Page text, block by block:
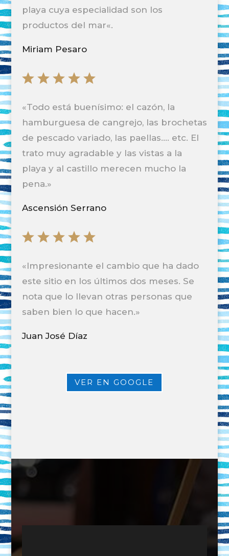
playa cuya especialidad son los
productos del mar«.
Miriam Pesaro
«Todo está buenísimo: el cazón, la
hamburguesa de cangrejo, las brochetas
de pescado variado, las paellas…. etc. El
trato muy agradable y las vistas a la
playa y al castillo merecen mucho la
pena.»
Ascensión Serrano
«Impresionante el cambio que ha dado
este sitio en los últimos dos meses. Se
nota que lo llevan otras personas que
saben bien lo que hacen.»
Juan José Díaz
VER EN GOOGLE